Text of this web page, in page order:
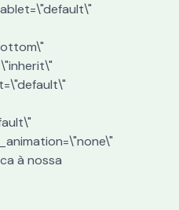
à nossa